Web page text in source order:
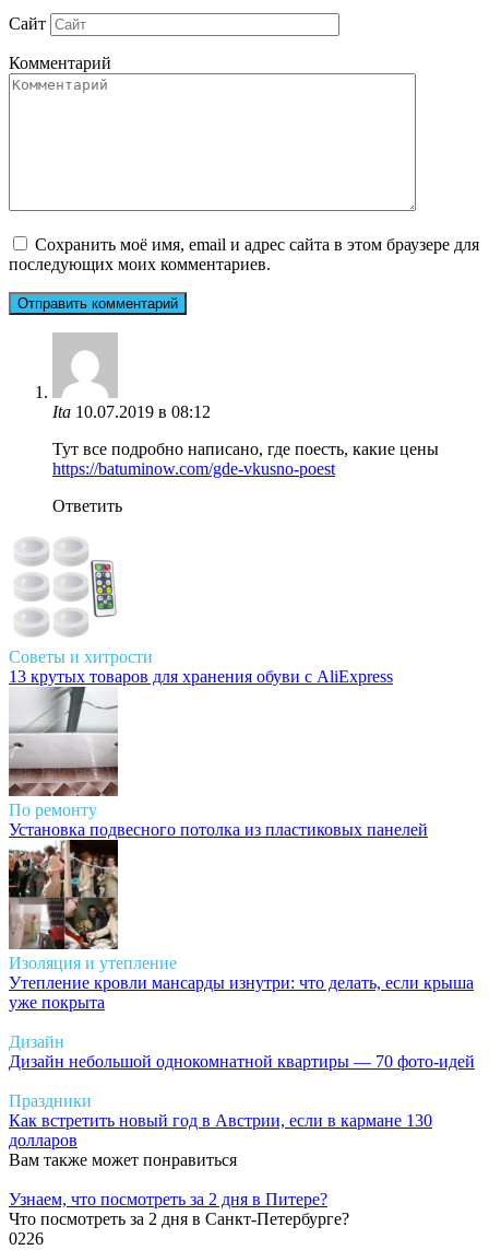
Сайт
Комментарий
Сохранить моё имя, email и адрес сайта в этом браузере для
последующих моих комментариев.
Ita 10.07.2019 в 08:12
Тут все подробно написано, где поесть, какие цены
https://batuminow.com/gde-vkusno-poest
Ответить
Советы и хитрости
13 крутых товаров для хранения обуви с AliExpress
По ремонту
Установка подвесного потолка из пластиковых панелей
Изоляция и утепление
Утепление кровли мансарды изнутри: что делать, если крыша
уже покрыта
Дизайн
Дизайн небольшой однокомнатной квартиры — 70 фото-идей
Праздники
Как встретить новый год в Австрии, если в кармане 130
долларов
Вам также может понравиться
Узнаем, что посмотреть за 2 дня в Питере?
Что посмотреть за 2 дня в Санкт-Петербурге?
0226